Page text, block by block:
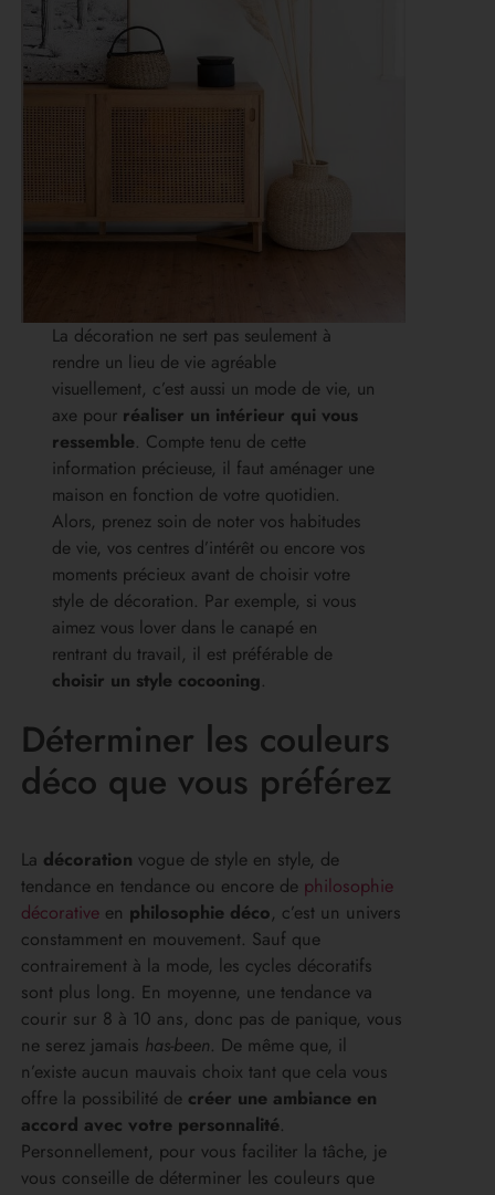
La décoration ne sert pas seulement à
rendre un lieu de vie agréable
visuellement, c’est aussi un mode de vie, un
axe pour réaliser un intérieur qui vous
ressemble. Compte tenu de cette
information précieuse, il faut aménager une
maison en fonction de votre quotidien.
Alors, prenez soin de noter vos habitudes
de vie, vos centres d’intérêt ou encore vos
moments précieux avant de choisir votre
style de décoration. Par exemple, si vous
aimez vous lover dans le canapé en
rentrant du travail, il est préférable de
choisir un style cocooning.
Déterminer les couleurs
déco que vous préférez
La décoration vogue de style en style, de
tendance en tendance ou encore de philosophie
décorative en philosophie déco, c’est un univers
constamment en mouvement. Sauf que
contrairement à la mode, les cycles décoratifs
sont plus long. En moyenne, une tendance va
courir sur 8 à 10 ans, donc pas de panique, vous
ne serez jamais has-been. De même que, il
n’existe aucun mauvais choix tant que cela vous
offre la possibilité de créer une ambiance en
accord avec votre personnalité.
Personnellement, pour vous faciliter la tâche, je
vous conseille de déterminer les couleurs que